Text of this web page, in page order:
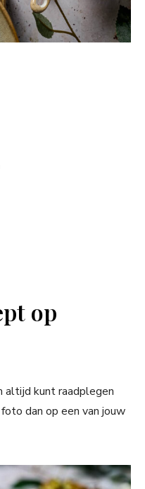
op
altijd kunt raadplegen
dan op een van jouw